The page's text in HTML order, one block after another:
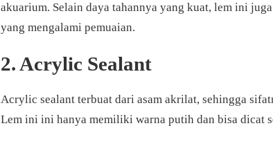
akuarium. Selain daya tahannya yang kuat, lem ini
yang mengalami pemuaian.
2. Acrylic Sealant
Acrylic sealant terbuat dari asam akrilat, sehingga
Lem ini ini hanya memiliki warna putih dan bisa dicat